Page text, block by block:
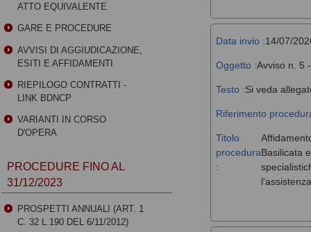
Data invio :14/07/
Oggetto :Avviso n. 5
Testo :Si veda
Riferimento
Titolo
procedura
:
Basilicata
ATTO EQUIVALENTE
GARE E PROCEDURE
AVVISI DI AGGIUDICAZIONE,
ESITI E AFFIDAMENTI
RIEPILOGO CONTRATTI -
LINK BDNCP
VARIANTI IN CORSO
D'OPERA
PROCEDURE FINO AL
31/12/2023
PROSPETTI ANNUALI (ART. 1
C. 32 L.190 DEL 6/11/2012)